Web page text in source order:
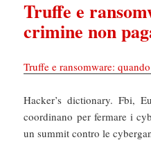
Truffe e
crimine non
Truffe e ransomware:
Hacker’s dictionary. Fbi,
coordinano per fermare i
un summit contro le